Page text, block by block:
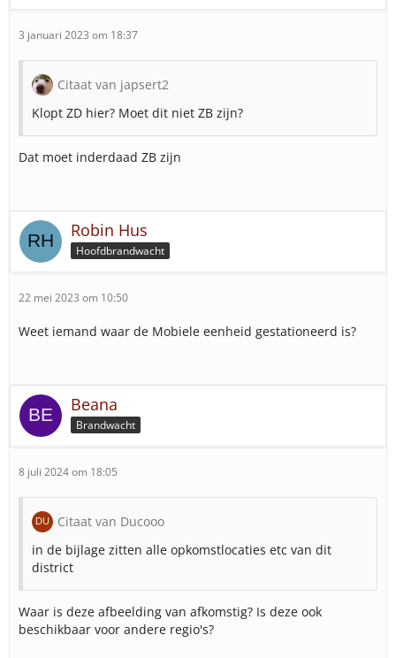
3 januari 2023 om 18:37
Citaat van japsert2
Klopt ZD hier? Moet dit niet ZB zijn?
Dat moet inderdaad ZB zijn
Robin Hus
Hoofdbrandwacht
22 mei 2023 om 10:50
Weet iemand waar de Mobiele eenheid gestationeerd is?
Beana
Brandwacht
8 juli 2024 om 18:05
Citaat van Ducooo
in de bijlage zitten alle opkomstlocaties etc van dit
district
Waar is deze afbeelding van afkomstig? Is deze ook
beschikbaar voor andere regio's?